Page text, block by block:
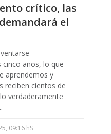
crítico, las
el
años, lo que
aprendemos y
reciben cientos de
verdaderamente
09:16 hS